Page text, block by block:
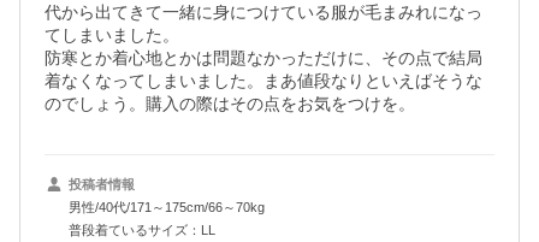
代から出てきて一緒に身につけている服が毛まみれになっ
てしまいました。
防寒とか着心地とかは問題なかっただけに、その点で結局
着なくなってしまいました。まあ値段なりといえばそうな
のでしょう。購入の際はその点をお気をつけを。
投稿者情報
男性/40代/171～175cm/66～70kg
普段着ているサイズ：LL